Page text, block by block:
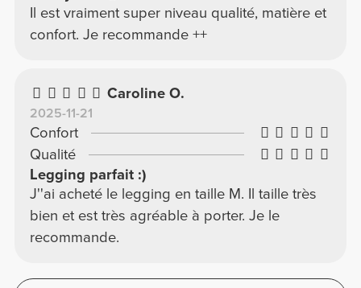
Il est vraiment super niveau qualité, matière et
confort. Je recommande ++
Caroline O.
2025-11-21
Confort
Qualité
Legging parfait :)
J''ai acheté le legging en taille M. Il taille très
bien et est très agréable à porter. Je le
recommande.